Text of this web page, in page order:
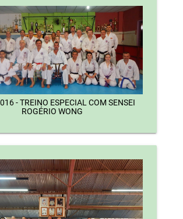
- TREINO ESPECIAL COM SENSEI
ROGÉRIO WONG